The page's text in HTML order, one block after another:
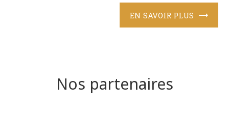
EN SAVOIR PLUS
Nos partenaires